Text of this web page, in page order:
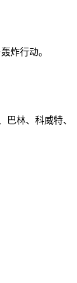
炸行动。
林、科威特、